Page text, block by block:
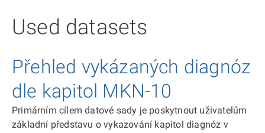
Used datasets
Přehled vykázaných diagnóz
dle kapitol MKN-10
Primárním cílem datové sady je poskytnout uživatelům
základní představu o vykazování kapitol diagnóz v